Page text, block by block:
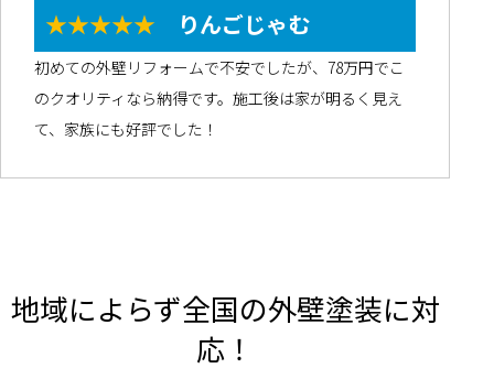
★★★★★ りんごじゃむ
初めての外壁リフォームで不安でしたが、78万円でこ
のクオリティなら納得です。施工後は家が明るく見え
て、家族にも好評でした！
地域によらず全国の外壁塗装に対
応！